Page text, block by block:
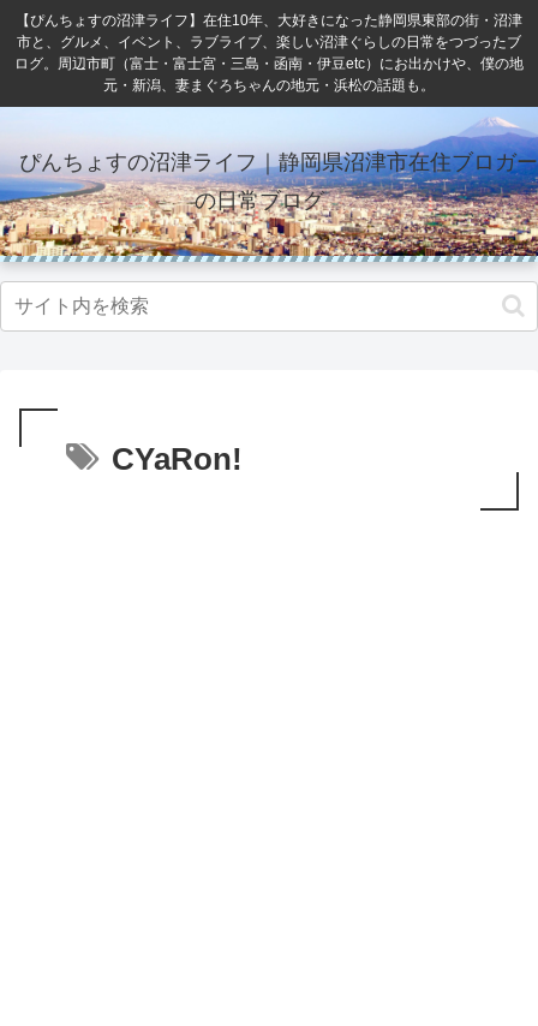
【ぴんちょすの沼津ライフ】在住10年、大好きになった静岡県東部の街・沼津
市と、グルメ、イベント、ラブライブ、楽しい沼津ぐらしの日常をつづったブ
ログ。周辺市町（富士・富士宮・三島・函南・伊豆etc）にお出かけや、僕の地
元・新潟、妻まぐろちゃんの地元・浜松の話題も。
ぴんちょすの沼津ライフ｜静岡県沼津市在住ブロガー
の日常ブログ
CYaRon!